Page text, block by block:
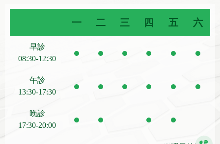
一 二 三 四 五 六
早診
08:30-12:30
午診
13:30-17:30
晚診
17:30-20:00